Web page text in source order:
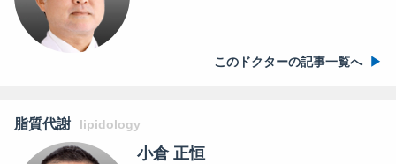
このドクターの記事一覧へ
脂質代謝 lipidology
小倉 正恒